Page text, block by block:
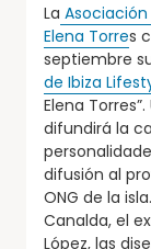
La
Elena Torres
septiembre
de Ibiza
Elena
difundirá la
difusión al
ONG de la
Canalda, el
López, las